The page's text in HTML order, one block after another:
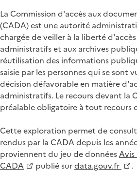
La Commission d'accès aux
(CADA) est une autorité
chargée de veiller à la liberté
administratifs et aux archives
réutilisation des informations
saisie par les personnes qui se sont
décision défavorable en matière
administratifs. Le recours devant la
préalable obligatoire à tout recours
Cette exploration permet de
rendus par la CADA depuis les
proviennent du jeu de donnéesAvis
CADA
publié surdata.gouv.fr .